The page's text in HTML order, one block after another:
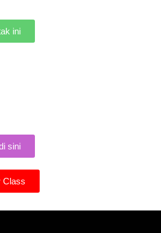
ini
sini
Class